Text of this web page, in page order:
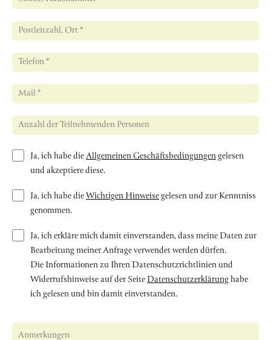
Ja, ich habe dieAllgemeinen Geschäftsbedingungengelesen
und akzeptiere diese.
Ja, ich habe dieWichtigen Hinweisegelesen und zur Kenntniss
genommen.
Ja, ich erkläre mich damit einverstanden, dass meine Daten zur
Bearbeitung meiner Anfrage verwendet werden dürfen.
Die Informationen zu Ihren Datenschutzrichtlinien und
Widerrufshinweise auf der SeiteDatenschutzerklärunghabe
ich gelesen und bin damit einverstanden.